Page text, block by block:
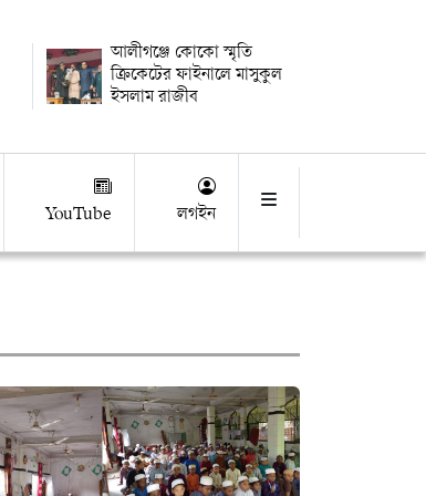
আলীগঞ্জে কোকো স্মৃতি
ক্রিকেটের ফাইনালে মাসুকুল
ইসলাম রাজীব
YouTube লগইন